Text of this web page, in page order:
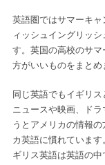
英語圏ではサマーキ
ィッシュイングリッ
す。英国の高校のサ
方がいいものをまとめ
同じ英語でもイギリ
ニュースや映画、ド
うとアメリカの情報
カ英語に慣れていま
ギリス英語は英語の